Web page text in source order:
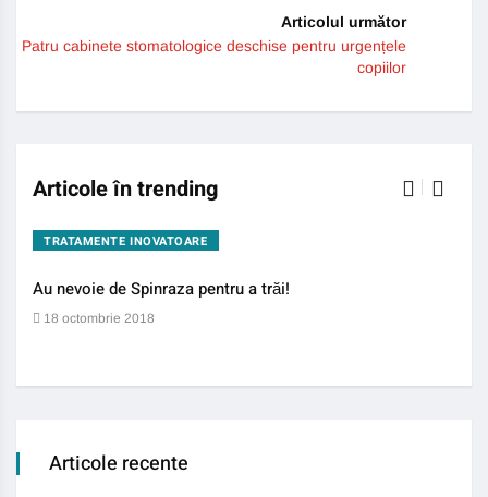
Articolul următor
Patru cabinete stomatologice deschise pentru urgențele
copiilor
Articole în trending
TRATAMENTE INOVATOARE
Au nevoie de Spinraza pentru a trăi!
18 octombrie 2018
Articole recente